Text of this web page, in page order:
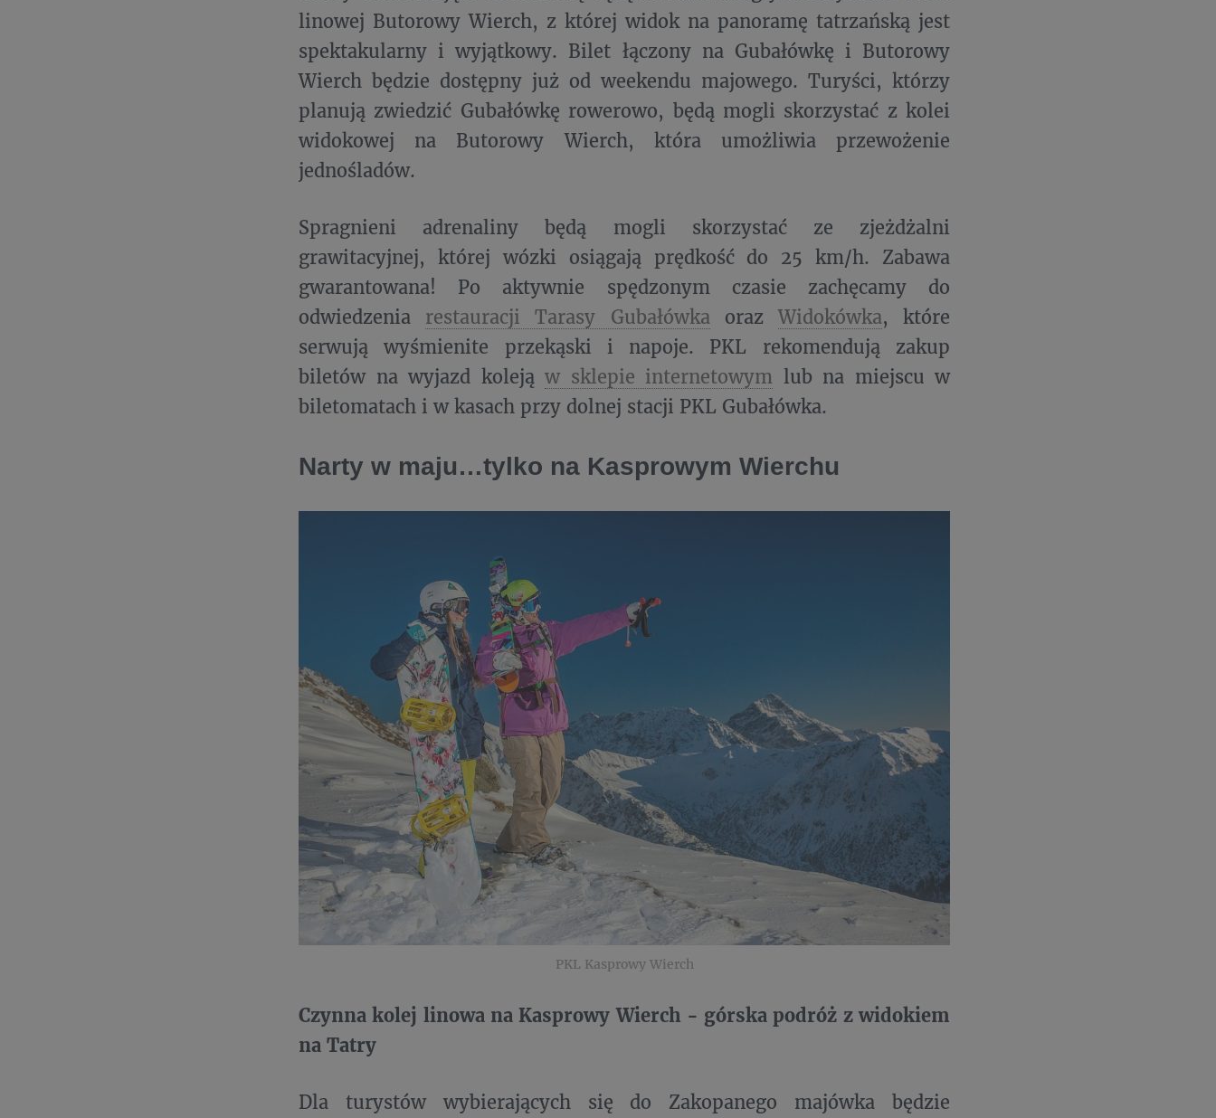
linowej Butorowy Wierch, z której widok na panoramę tatrzańską jest
spektakularny i wyjątkowy. Bilet łączony na Gubałówkę i Butorowy
Wierch będzie dostępny już od weekendu majowego. Turyści, którzy
planują zwiedzić Gubałówkę rowerowo, będą mogli skorzystać z kolei
widokowej na Butorowy Wierch, która umożliwia przewożenie
jednośladów.
Spragnieni adrenaliny będą mogli skorzystać ze zjeżdżalni
grawitacyjnej, której wózki osiągają prędkość do 25 km/h. Zabawa
gwarantowana! Po aktywnie spędzonym czasie zachęcamy do
odwiedzenia restauracji Tarasy Gubałówka orazWidokówka, które
serwują wyśmienite przekąski i napoje. PKL rekomendują zakup
biletów na wyjazd koleją w sklepie internetowym lub na miejscu w
biletomatach i w kasach przy dolnej stacji PKL Gubałówka.
Narty w maju…tylko na Kasprowym Wierchu
PKL Kasprowy Wierch
Czynna kolej linowa na Kasprowy Wierch - górska podróż z widokiem
na Tatry
Dla turystów wybierających się do Zakopanego majówka będzie